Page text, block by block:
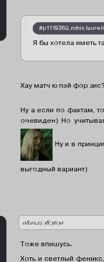
#p1119360,robin
Я бы хотела иметь
Хау матч ю пэй фор
Ну а если по фактам,
очевиден) Но
Ну и в
выгодный вариант)
08.01.25 18:36:10
Тоже впишусь.
Хоть и светлый